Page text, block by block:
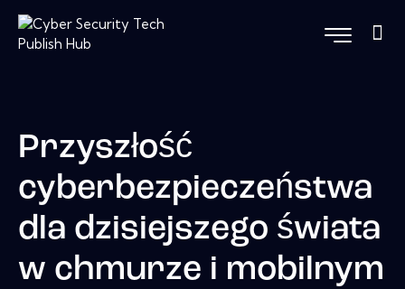
Przyszłość
cyberbezpieczeństwa
dla dzisiejszego świata
w chmurze i mobilnym